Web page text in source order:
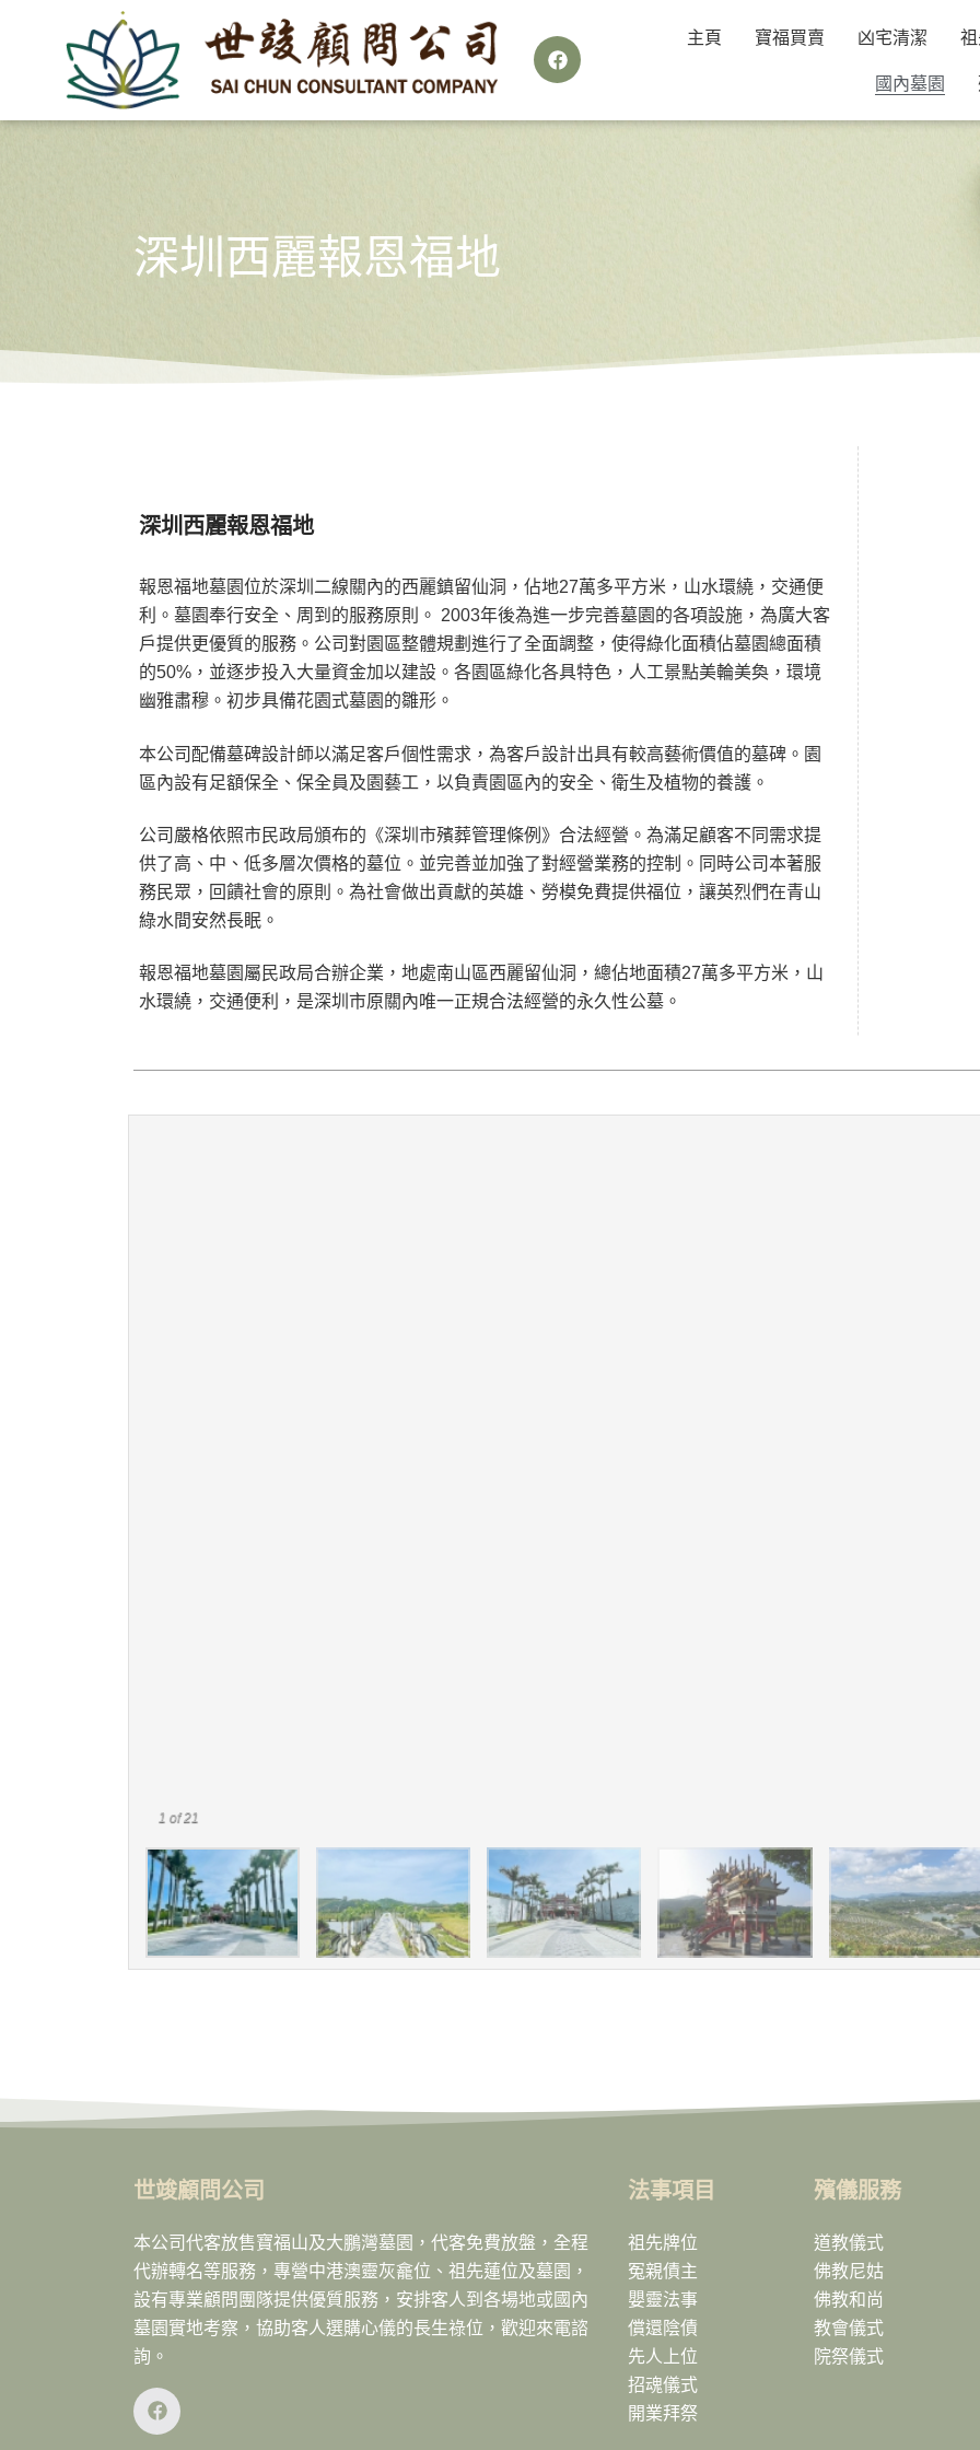
主頁 寶福買賣 凶宅清潔
國內墓園
深圳西麗報恩福地
深圳西麗報恩福地
報恩福地墓園位於深圳二線關內的西麗鎮留仙洞，佔地27萬多平方米，山水環繞，交通便
利。墓園奉行安全、周到的服務原則。 2003年後為進一步完善墓園的各項設施，為廣大客
戶提供更優質的服務。公司對園區整體規劃進行了全面調整，使得綠化面積佔墓園總面積
的50%，並逐步投入大量資金加以建設。各園區綠化各具特色，人工景點美輪美奐，環境
幽雅肅穆。初步具備花園式墓園的雛形。
本公司配備墓碑設計師以滿足客戶個性需求，為客戶設計出具有較高藝術價值的墓碑。園
區內設有足額保全、保全員及園藝工，以負責園區內的安全、衛生及植物的養護。
公司嚴格依照市民政局頒布的《深圳市殯葬管理條例》合法經營。為滿足顧客不同需求提
供了高、中、低多層次價格的墓位。並完善並加強了對經營業務的控制。同時公司本著服
務民眾，回饋社會的原則。為社會做出貢獻的英雄、勞模免費提供福位，讓英烈們在青山
綠水間安然長眠。
報恩福地墓園屬民政局合辦企業，地處南山區西麗留仙洞，總佔地面積27萬多平方米，山
水環繞，交通便利，是深圳市原關內唯一正規合法經營的永久性公墓。
1 of 21
世竣顧問公司
本公司代客放售寶福山及大鵬灣墓園，代客免費放盤，全程
代辦轉名等服務，專營中港澳靈灰龕位、祖先蓮位及墓園，
設有專業顧問團隊提供優質服務，安排客人到各場地或國內
墓園實地考察，協助客人選購心儀的長生祿位，歡迎來電諮
詢。
法事項目
祖先牌位
冤親債主
嬰靈法事
償還陰債
先人上位
招魂儀式
開業拜祭
殯儀服務
道教儀式
佛教尼姑
佛教和尚
教會儀式
院祭儀式